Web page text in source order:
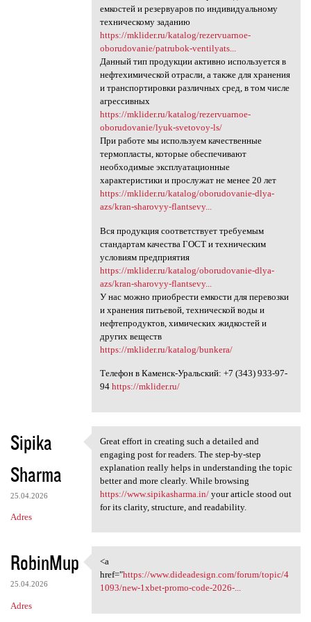
емкостей и резервуаров по индивидуальному
техническому заданию
https://mklider.ru/katalog/rezervuarnoe-
oborudovanie/patrubok-ventilyats...
Данный тип продукции активно используется в
нефтехимической отрасли, а также для хранения
и транспортировки различных сред, в том числе
агрессивных
https://mklider.ru/katalog/rezervuarnoe-
oborudovanie/lyuk-svetovoy-ls/
При работе мы используем качественные
термопласты, которые обеспечивают
необходимые эксплуатационные
характеристики и прослужат не менее 20 лет
https://mklider.ru/katalog/oborudovanie-dlya-
azs/kran-sharovyy-flantsevy...
Вся продукция соответствует требуемым
стандартам качества ГОСТ и техническим
условиям предприятия
https://mklider.ru/katalog/oborudovanie-dlya-
azs/kran-sharovyy-flantsevy...
У нас можно приобрести емкости для перевозки
и хранения питьевой, технической воды и
нефтепродуктов, химических жидкостей и
других веществ
https://mklider.ru/katalog/bunkera/
Телефон в Каменск-Уральский: +7 (343) 933-97-
94 https://mklider.ru/
Sipika
Sharma
25.04.2026
Adres
Great effort in creating such
Great effort in creating such a detailed and
engaging post for readers. The step-by-step
explanation really helps in understanding the topic
better and more clearly. While browsing
https://www.sipikasharma.in/your article stood out
for its clarity, structure, and readability.
RobinMup
25.04.2026
Adres
<a href="https://www
<a
href="https://www.dideadesign.com/forum/topic/4
1093/new-1xbet-promo-code-2026-...